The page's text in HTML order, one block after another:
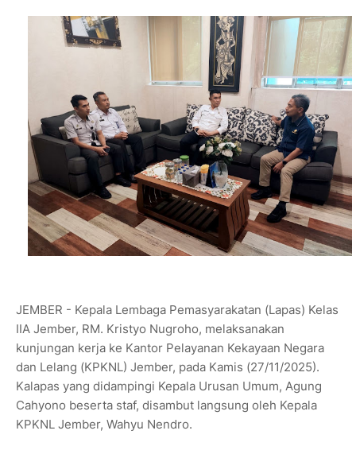
JEMBER - Kepala Lembaga Pemasyarakatan (Lapas) Kelas
IIA Jember, RM. Kristyo Nugroho, melaksanakan
kunjungan kerja ke Kantor Pelayanan Kekayaan Negara
dan Lelang (KPKNL) Jember, pada Kamis (27/11/2025).
Kalapas yang didampingi Kepala Urusan Umum, Agung
Cahyono beserta staf, disambut langsung oleh Kepala
KPKNL Jember, Wahyu Nendro.